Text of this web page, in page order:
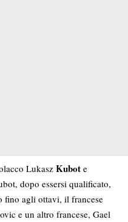
Lukasz Kubot e
dopo essersi qualificato,
fino agli ottavi, il francese
e un altro francese, Gael